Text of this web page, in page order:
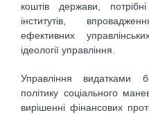
коштів держави,
інститутів,
ефективних
ідеології управління.
Управління видатками
політику соціального
вирішенні фінансових